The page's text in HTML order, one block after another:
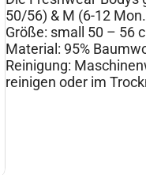
50/56) & M (6-12
Größe: small 50 – 56
Material: 95%
Reinigung:
reinigen oder im